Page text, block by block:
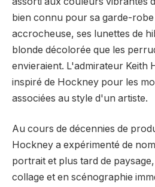
bien connu pour sa garde-
accrocheuse, ses lunettes de
blonde décolorée que les
envieraient. L'admirateur Keith
inspiré de Hockney pour les
associées au style d'un artiste.
Au cours de décennies de
Hockney a expérimenté de
portrait et plus tard de
collage et en scénographie